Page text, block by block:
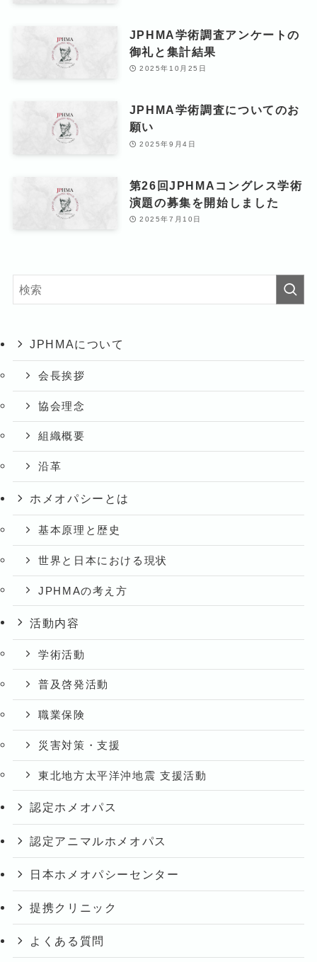
JPHMA学術調査アンケートの
御礼と集計結果
2025年10月25日
JPHMA学術調査についてのお
願い
2025年9月4日
第26回JPHMAコングレス学術
演題の募集を開始しました
2025年7月10日
JPHMAについて
会長挨拶
協会理念
組織概要
沿革
ホメオパシーとは
基本原理と歴史
世界と日本における現状
JPHMAの考え方
活動内容
学術活動
普及啓発活動
職業保険
災害対策・支援
東北地方太平洋沖地震 支援活動
認定ホメオパス
認定アニマルホメオパス
日本ホメオパシーセンター
提携クリニック
よくある質問